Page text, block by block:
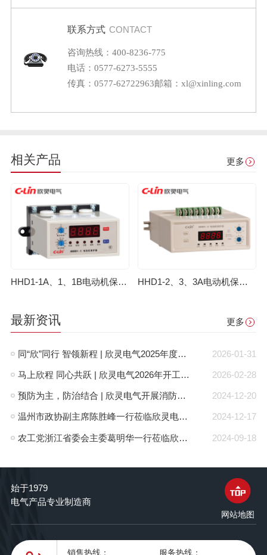
联系方式 CONTACT
咨询热线：400-8236-775
电话：0577-6273-5555
传真：0577-62722963邮箱：xl@xinling.com
相关产品 更多
HHD1-1A、1、1B电动机保护器 HHD1-2、3、3A电动机保护器
最新资讯 更多
2026-01-31
同“欣”同行 智领新程 | 欣灵电气2025年度表彰总结大会暨新年酒会成功举办！
2026-02-28
马上欣程 同心共跃 | 欣灵电气2026年开工大吉！
2024-12-20
预防为主，防治结合 | 欣灵电气开展消防应急预案演练活动
2024-12-17
温州市政协副主席陈胜峰一行莅临欣灵电气调研指导
2024-09-18
农工党浙江省委会主委葛明华一行莅临欣灵电气考察调研
始于1979
电气产品专业制造商
网站地图
销售热线： 服务热线：